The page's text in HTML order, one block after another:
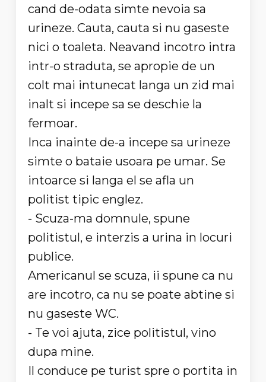
cand de-odata simte nevoia sa
urineze. Cauta, cauta si nu gaseste
nici o toaleta. Neavand incotro intra
intr-o straduta, se apropie de un
colt mai intunecat langa un zid mai
inalt si incepe sa se deschie la
fermoar.
Inca inainte de-a incepe sa urineze
simte o bataie usoara pe umar. Se
intoarce si langa el se afla un
politist tipic englez.
- Scuza-ma domnule, spune
politistul, e interzis a urina in locuri
publice.
Americanul se scuza, ii spune ca nu
are incotro, ca nu se poate abtine si
nu gaseste WC.
- Te voi ajuta, zice politistul, vino
dupa mine.
Il conduce pe turist spre o portita in